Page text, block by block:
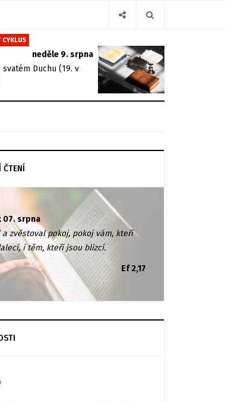
CYKLUS
neděle 9. srpna
Duchu (19. v
ČTENÍ
07. srpna
a zvěstoval pokoj, pokoj vám, kteří
i těm, kteří jsou blízcí.
Ef 2,17